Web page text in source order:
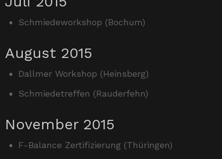
Schmiedeworkshop (Bochum)
August 2015
Dallmer Workshop (Heinsberg)
Schmiedetreffen (Rauderfehn)
November 2015
F-Balance Zertifizierung (Thüringen)